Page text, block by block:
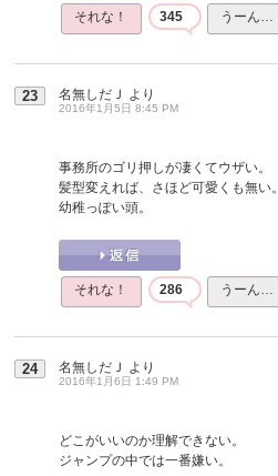
それな！ 345 うーん…
23 名無しだＪ より
2016年1月5日 8:45 PM
事務所のゴリ押しが凄くてウザい。
髪型変えれば、さほど可愛くも無い。
幼稚っぽい頭。
それな！ 286 うーん…
24 名無しだＪ より
2016年1月6日 1:49 PM
どこがいいのか理解できない。
ジャンプの中では一番嫌い。